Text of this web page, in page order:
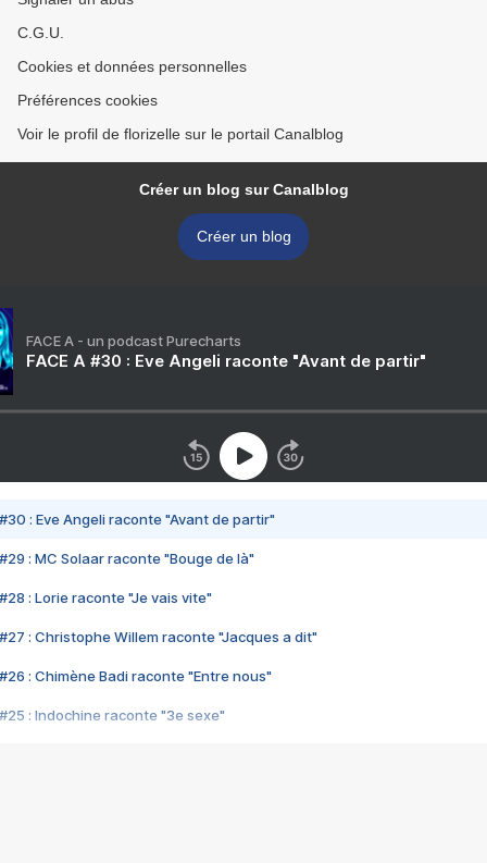
C.G.U.
Cookies et données personnelles
Préférences cookies
Voir le profil de florizelle sur le portail Canalblog
Créer un blog sur Canalblog
Créer un blog
FACE A - un podcast Purecharts
FACE A #30 : Eve Angeli raconte "Avant de partir"
#30 : Eve Angeli raconte "Avant de partir"
#29 : MC Solaar raconte "Bouge de là"
#28 : Lorie raconte "Je vais vite"
#27 : Christophe Willem raconte "Jacques a dit"
#26 : Chimène Badi raconte "Entre nous"
#25 : Indochine raconte "3e sexe"